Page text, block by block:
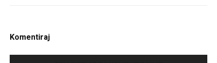
Komentiraj